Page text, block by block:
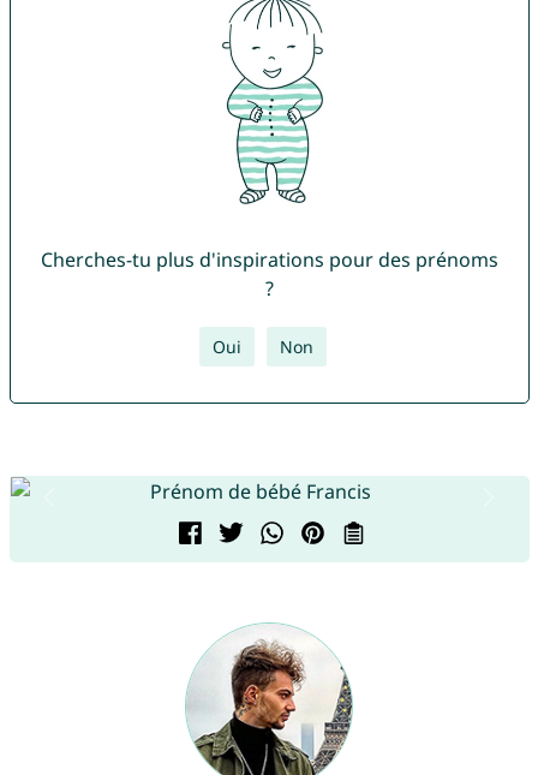
Cherches-tu plus d'inspirations pour des prénoms
?
Oui Non